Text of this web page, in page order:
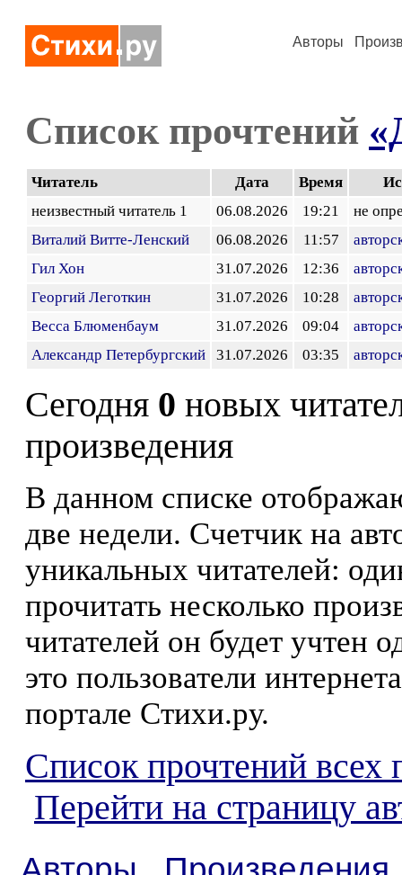
Авторы
Список прочтений
Читатель Дата Время
неизвестный читатель 1
06.08.2026 19:21
не
Виталий Витте-Ленский
06.08.2026 11:57
Гил Хон
31.07.2026 12:36
Георгий Леготкин
31.07.2026 10:28
Весса Блюменбаум
31.07.2026 09:04
Александр Петербургский
31.07.2026 03:35
Сегодня 0 новых
произведения
В данном списке
две недели. Счетчик на
уникальных читателей:
прочитать несколько
читателей он будет учтен
это пользователи
портале Стихи.ру.
Список прочтений всех
Перейти на страницу